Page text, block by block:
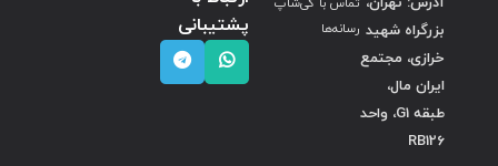
بزرگراه شهید
خرازی، مجتمع
ایران مال،
طبقه G1، واحد
RB126
رسانه‌ها
پشتیبانی